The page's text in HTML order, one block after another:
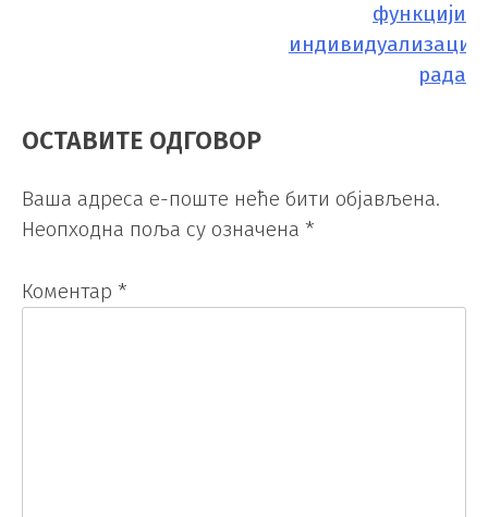
функцији
индивидуализације
рада
ОСТАВИТЕ ОДГОВОР
Ваша адреса е-поште неће бити објављена.
Неопходна поља су означена *
Коментар *